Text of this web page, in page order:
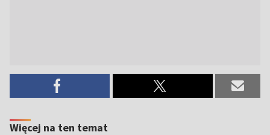
Więcej na ten temat